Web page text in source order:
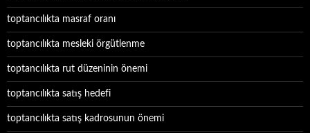
toptancılıkta masraf oranı
toptancılıkta mesleki örgütlenme
toptancılıkta rut düzeninin önemi
toptancılıkta satış hedefi
toptancılıkta satış kadrosunun önemi